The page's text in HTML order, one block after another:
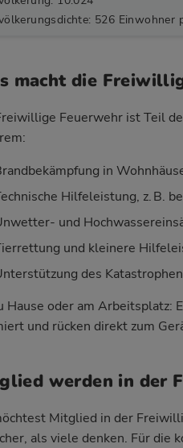
526 Einwohner
macht die
Feuerwehr ist Teil
in
Hilfeleistung, z. B.
und
und kleinere
des
Hause oder am Arbeitsplatz:
und rücken direkt zum
werden in der
Mitglied in der
als viele denken. Für die